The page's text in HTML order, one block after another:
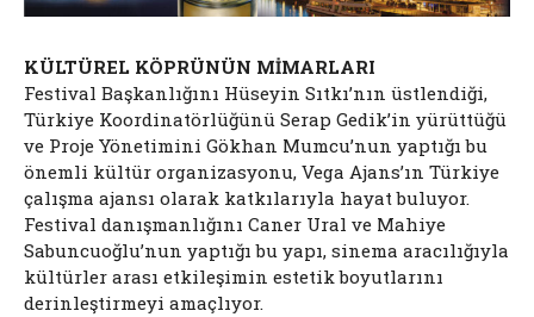
KÜLTÜREL KÖPRÜNÜN MİMARLARI
Festival Başkanlığını Hüseyin Sıtkı’nın üstlendiği,
Türkiye Koordinatörlüğünü Serap Gedik’in yürüttüğü
ve Proje Yönetimini Gökhan Mumcu’nun yaptığı bu
önemli kültür organizasyonu, Vega Ajans’ın Türkiye
çalışma ajansı olarak katkılarıyla hayat buluyor.
Festival danışmanlığını Caner Ural ve Mahiye
Sabuncuoğlu’nun yaptığı bu yapı, sinema aracılığıyla
kültürler arası etkileşimin estetik boyutlarını
derinleştirmeyi amaçlıyor.